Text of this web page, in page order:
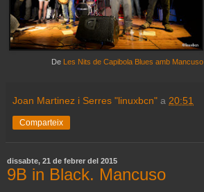
De Les Nits de Capibola Blues amb Mancuso
Joan Martinez i Serres "linuxbcn" a 20:51
Comparteix
dissabte, 21 de febrer del 2015
9B in Black. Mancuso